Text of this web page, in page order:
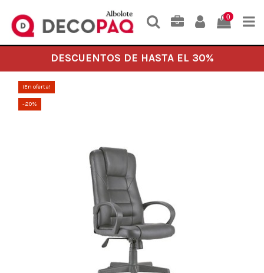
0
DESCUENTOS DE HASTA EL 30%
¡En oferta!
-20%